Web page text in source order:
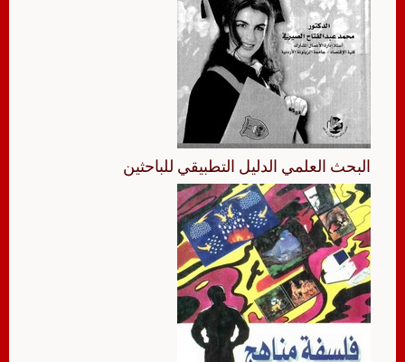
البحث العلمي الدليل التطبيقي للباحثين